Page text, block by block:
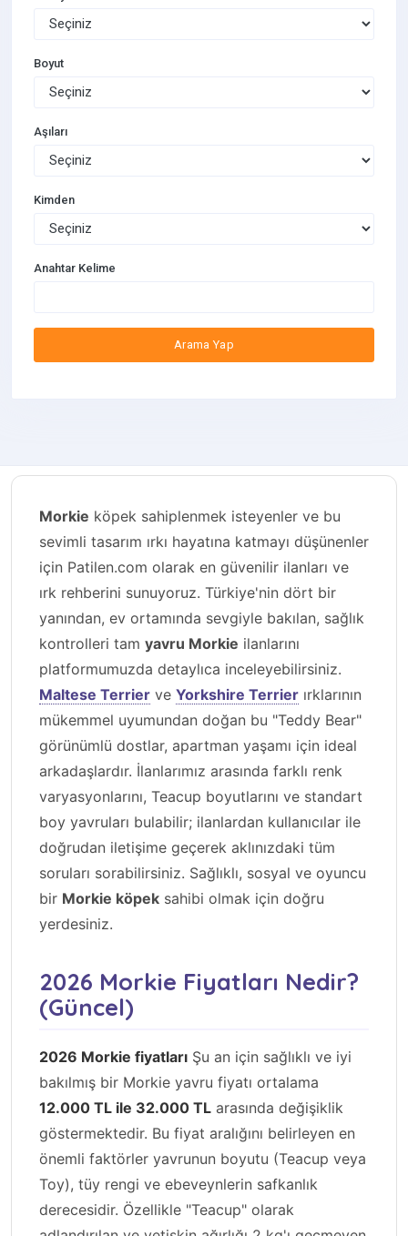
Boyut
Aşıları
Kimden
Anahtar Kelime
Arama Yap
Morkie köpek sahiplenmek isteyenler ve bu
sevimli tasarım ırkı hayatına katmayı düşünenler
için Patilen.com olarak en güvenilir ilanları ve
ırk rehberini sunuyoruz. Türkiye'nin dört bir
yanından, ev ortamında sevgiyle bakılan, sağlık
kontrolleri tam yavru Morkie ilanlarını
platformumuzda detaylıca inceleyebilirsiniz.
Maltese Terrier ve Yorkshire Terrier ırklarının
mükemmel uyumundan doğan bu "Teddy Bear"
görünümlü dostlar, apartman yaşamı için ideal
arkadaşlardır. İlanlarımız arasında farklı renk
varyasyonlarını, Teacup boyutlarını ve standart
boy yavruları bulabilir; ilanlardan kullanıcılar ile
doğrudan iletişime geçerek aklınızdaki tüm
soruları sorabilirsiniz. Sağlıklı, sosyal ve oyuncu
bir Morkie köpek sahibi olmak için doğru
yerdesiniz.
2026 Morkie Fiyatları Nedir?
(Güncel)
2026 Morkie fiyatları Şu an için sağlıklı ve iyi
bakılmış bir Morkie yavru fiyatı ortalama
12.000 TL ile 32.000 TL arasında değişiklik
göstermektedir. Bu fiyat aralığını belirleyen en
önemli faktörler yavrunun boyutu (Teacup veya
Toy), tüy rengi ve ebeveynlerin safkanlık
derecesidir. Özellikle "Teacup" olarak